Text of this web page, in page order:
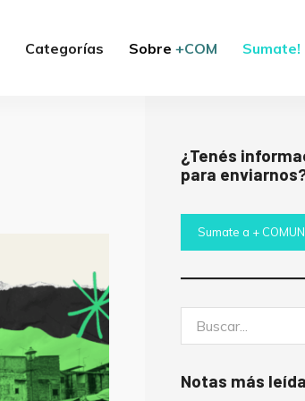
Categorías Sobre+COM Sumate!
¿Tenés
para
Sumate a +
Notas más